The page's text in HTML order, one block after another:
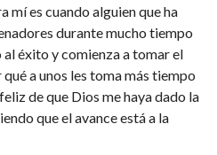
mí es cuando alguien que ha
durante mucho tiempo
éxito y comienza a tomar el
a unos les toma más tiempo
de que Dios me haya dado la
que el avance está a la